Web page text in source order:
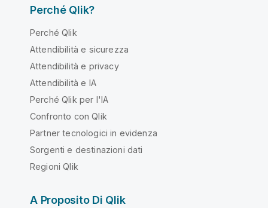
Perché Qlik?
Perché Qlik
Attendibilità e sicurezza
Attendibilità e privacy
Attendibilità e IA
Perché Qlik per l'IA
Confronto con Qlik
Partner tecnologici in evidenza
Sorgenti e destinazioni dati
Regioni Qlik
A Proposito Di Qlik